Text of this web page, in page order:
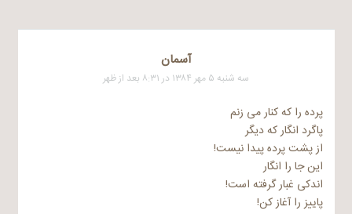
آسمان
سه شنبه ۵ مهر ۱۳۸۴ در ۸:۳۱ بعد از ظهر
پرده را که کنار می زنم
پاگرد انگار که دیگر
از پشت پرده پیدا نیست!
این جا را انگار
اندکی غبار گرفته است!
پاییز را آغاز کن!